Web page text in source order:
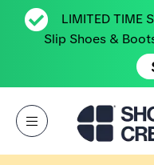
LIMITED TIME
Slip Shoes &
Open Menu
Aller à la page d’accueil Shoes For Crews